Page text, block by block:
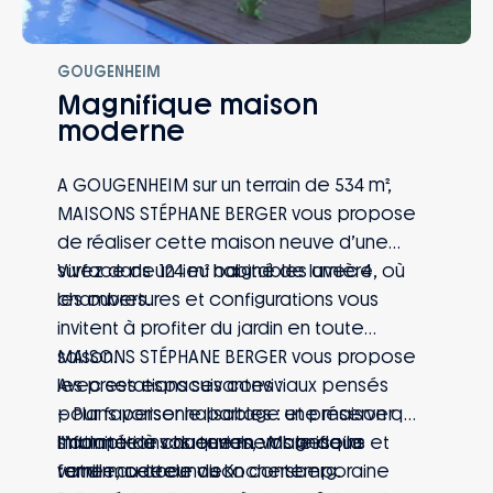
GOUGENHEIM
Magnifique maison
moderne
A GOUGENHEIM sur un terrain de 534 m²,
MAISONS STÉPHANE BERGER vous propose
de réaliser cette maison neuve d’une
surface de 124 m² habitables avec 4
chambres.
Vivez dans un lieu baigné de lumière, où
les ouvertures et configurations vous
invitent à profiter du jardin en toute
saison.
Avec ses espaces conviviaux pensés
pour favoriser le partage et préserver
l’intimité de chaque membre de la
famille, cette maison contemporaine
MAISONS STÉPHANE BERGER vous propose
les prestations suivantes :
– Plans personnalisables : une maison qui
s’adapte à vos envies, vos besoins et
votre mode de vie
Informations du terrain : Magnifique
terrain au cœur du Kochersberg.